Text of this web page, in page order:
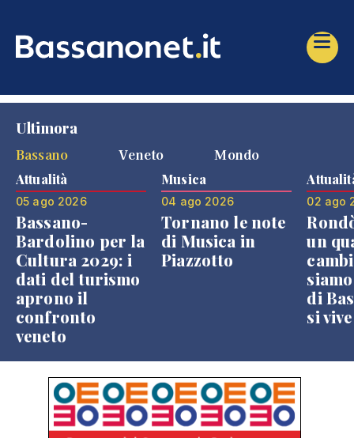
Ultimora
Bassano
Veneto Mondo
Attualità
05 ago 2026
Bassano-
Bardolino per la
Cultura 2029: i
dati del turismo
aprono il
confronto
veneto
Musica
04 ago 2026
Tornano le note
di Musica in
Piazzotto
02 ago
un
di
si